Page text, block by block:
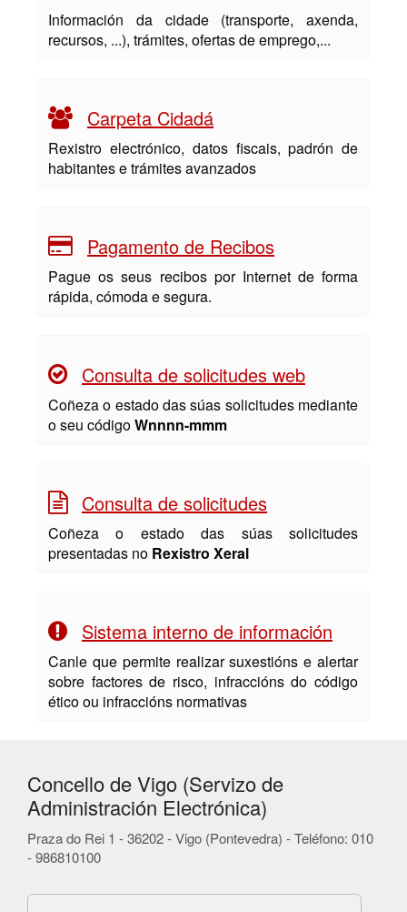
Información da cidade (transporte, axenda,
recursos, ...), trámites, ofertas de emprego,...
Carpeta Cidadá
Rexistro electrónico, datos fiscais, padrón de
habitantes e trámites avanzados
Pagamento de Recibos
Pague os seus recibos por Internet de forma
rápida, cómoda e segura.
Consulta de solicitudes web
Coñeza o estado das súas solicitudes mediante
o seu códigoWnnnn-mmm
Consulta de solicitudes
Coñeza o estado das súas solicitudes
presentadas no Rexistro Xeral
Sistema interno de información
Canle que permite realizar suxestións e alertar
sobre factores de risco, infraccións do código
ético ou infraccións normativas
Concello de Vigo (Servizo de
Administración Electrónica)
Praza do Rei 1 - 36202 - Vigo (Pontevedra) - Teléfono: 010
- 986810100